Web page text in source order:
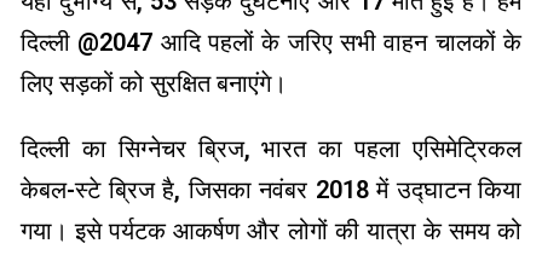
दिल्ली @2047 आदि पहलों के जरिए सभी वाहन चालकों के
लिए सड़कों को सुरक्षित बनाएंगे।
दिल्ली का सिग्नेचर ब्रिज, भारत का पहला एसिमेट्रिकल
केबल-स्टे ब्रिज है, जिसका नवंबर 2018 में उद्घाटन किया
गया। इसे पर्यटक आकर्षण और लोगों की यात्रा के समय को